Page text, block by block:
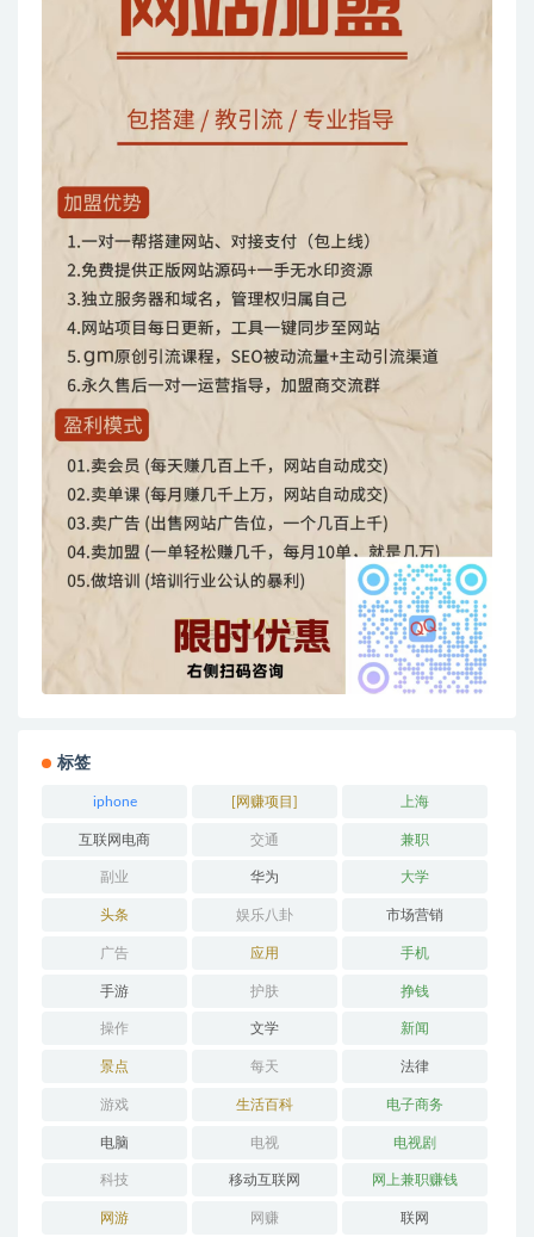
标签
iphone [网赚项目] 上海
互联网电商 交通 兼职
副业 华为 大学
头条 娱乐八卦 市场营销
广告 应用 手机
手游 护肤 挣钱
操作 文学 新闻
景点 每天 法律
游戏 生活百科 电子商务
电脑 电视 电视剧
科技 移动互联网 网上兼职赚钱
网游 网赚 联网